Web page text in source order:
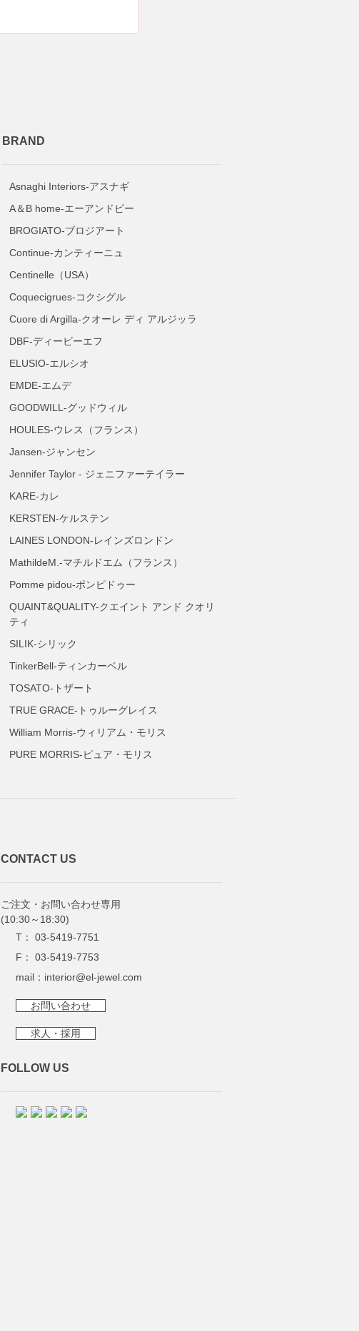
BRAND
Asnaghi Interiors-アスナギ
A＆B home-エーアンドビー
BROGIATO-ブロジアート
Continue-カンティーニュ
Centinelle（USA）
Coquecigrues-コクシグル
Cuore di Argilla-クオーレ ディ アルジッラ
DBF-ディービーエフ
ELUSIO-エルシオ
EMDE-エムデ
GOODWILL-グッドウィル
HOULES-ウレス（フランス）
Jansen-ジャンセン
Jennifer Taylor - ジェニファーテイラー
KARE-カレ
KERSTEN-ケルステン
LAINES LONDON-レインズロンドン
MathildeM.-マチルドエム（フランス）
Pomme pidou-ポンピドゥー
QUAINT&QUALITY-クエイント アンド クオリ
ティ
SILIK-シリック
TinkerBell-ティンカーベル
TOSATO-トザート
TRUE GRACE-トゥルーグレイス
William Morris-ウィリアム・モリス
PURE MORRIS-ピュア・モリス
CONTACT US
ご注文・お問い合わせ専用
(10:30～18:30)
T： 03-5419-7751
F： 03-5419-7753
mail：interior@el-jewel.com
お問い合わせ
求人・採用
FOLLOW US